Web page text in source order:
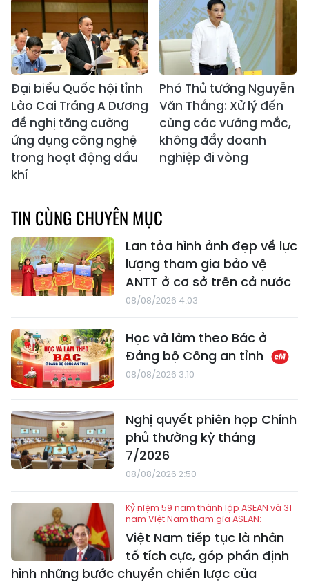
Đại biểu Quốc hội tỉnh
Lào Cai Tráng A Dương
đề nghị tăng cường
ứng dụng công nghệ
trong hoạt động dầu
khí
Phó Thủ tướng Nguyễn
Văn Thắng: Xử lý đến
cùng các vướng mắc,
không đẩy doanh
nghiệp đi vòng
TIN CÙNG CHUYÊN MỤC
Lan tỏa hình ảnh đẹp về lực
lượng tham gia bảo vệ
ANTT ở cơ sở trên cả nước
08/08/2026 4:03
Học và làm theo Bác ở
Đảng bộ Công an tỉnh
08/08/2026 3:10
Nghị quyết phiên họp Chính
phủ thường kỳ tháng
7/2026
08/08/2026 2:50
Kỷ niệm 59 năm thành lập ASEAN và 31
năm Việt Nam tham gia ASEAN:
Việt Nam tiếp tục là nhân
tố tích cực, góp phần định
hình những bước chuyển chiến lược của